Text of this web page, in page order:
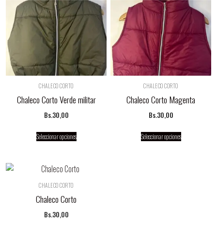
CHALECO CORTO
Chaleco Corto Verde militar
Bs.30,00
Seleccionar opciones
CHALECO CORTO
Chaleco Corto Magenta
Bs.30,00
Seleccionar opciones
CHALECO CORTO
Chaleco Corto
Bs.30,00